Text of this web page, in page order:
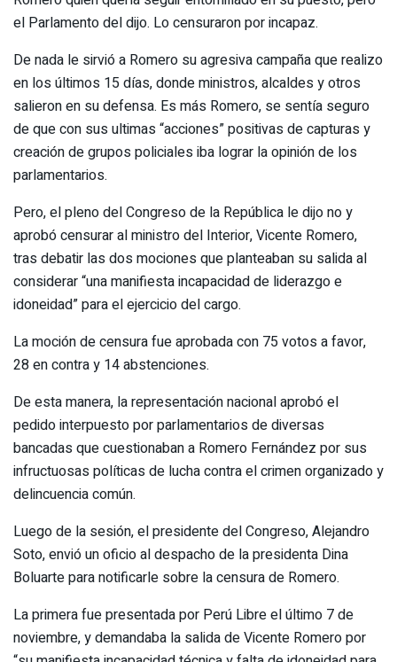
el Parlamento del dijo. Lo censuraron por incapaz.
De nada le sirvió a Romero su agresiva campaña que realizo
en los últimos 15 días, donde ministros, alcaldes y otros
salieron en su defensa. Es más Romero, se sentía seguro
de que con sus ultimas “acciones” positivas de capturas y
creación de grupos policiales iba lograr la opinión de los
parlamentarios.
Pero, el pleno del Congreso de la República le dijo no y
aprobó censurar al ministro del Interior, Vicente Romero,
tras debatir las dos mociones que planteaban su salida al
considerar “una manifiesta incapacidad de liderazgo e
idoneidad” para el ejercicio del cargo.
La moción de censura fue aprobada con 75 votos a favor,
28 en contra y 14 abstenciones.
De esta manera, la representación nacional aprobó el
pedido interpuesto por parlamentarios de diversas
bancadas que cuestionaban a Romero Fernández por sus
infructuosas políticas de lucha contra el crimen organizado y
delincuencia común.
Luego de la sesión, el presidente del Congreso, Alejandro
Soto, envió un oficio al despacho de la presidenta Dina
Boluarte para notificarle sobre la censura de Romero.
La primera fue presentada por Perú Libre el último 7 de
noviembre, y demandaba la salida de Vicente Romero por